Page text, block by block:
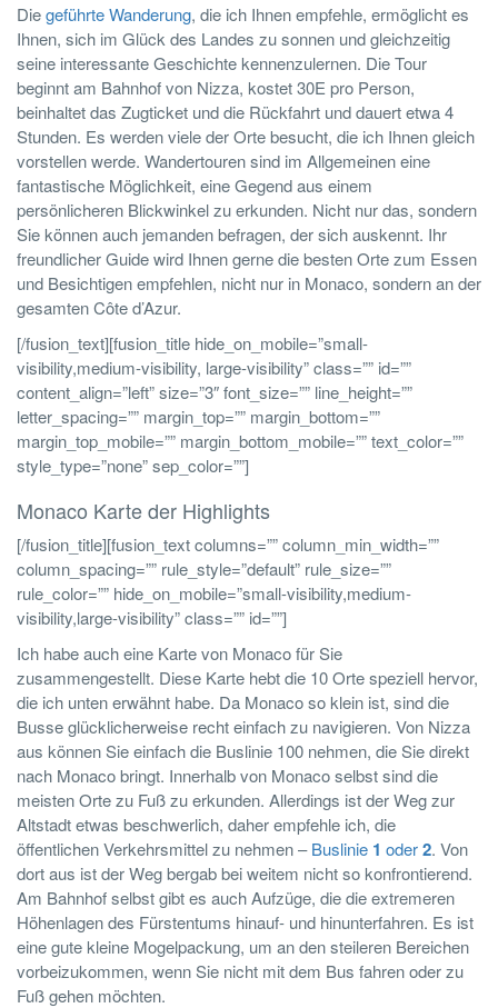
Diegeführte Wanderung, die ich Ihnen empfehle, ermöglicht es
Ihnen, sich im Glück des Landes zu sonnen und gleichzeitig
seine interessante Geschichte kennenzulernen. Die Tour
beginnt am Bahnhof von Nizza, kostet 30E pro Person,
beinhaltet das Zugticket und die Rückfahrt und dauert etwa 4
Stunden. Es werden viele der Orte besucht, die ich Ihnen gleich
vorstellen werde. Wandertouren sind im Allgemeinen eine
fantastische Möglichkeit, eine Gegend aus einem
persönlicheren Blickwinkel zu erkunden. Nicht nur das, sondern
Sie können auch jemanden befragen, der sich auskennt. Ihr
freundlicher Guide wird Ihnen gerne die besten Orte zum Essen
und Besichtigen empfehlen, nicht nur in Monaco, sondern an der
gesamten Côte d’Azur.
[/fusion_text][fusion_title hide_on_mobile=”small-
visibility,medium-visibility, large-visibility” class=”” id=””
content_align=”left” size=”3″ font_size=”” line_height=””
letter_spacing=”” margin_top=”” margin_bottom=””
margin_top_mobile=”” margin_bottom_mobile=”” text_color=””
style_type=”none” sep_color=””]
Monaco Karte der Highlights
[/fusion_title][fusion_text columns=”” column_min_width=””
column_spacing=”” rule_style=”default” rule_size=””
rule_color=”” hide_on_mobile=”small-visibility,medium-
visibility,large-visibility” class=”” id=””]
Ich habe auch eine Karte von Monaco für Sie
zusammengestellt. Diese Karte hebt die 10 Orte speziell hervor,
die ich unten erwähnt habe. Da Monaco so klein ist, sind die
Busse glücklicherweise recht einfach zu navigieren. Von Nizza
aus können Sie einfach die Buslinie 100 nehmen, die Sie direkt
nach Monaco bringt. Innerhalb von Monaco selbst sind die
meisten Orte zu Fuß zu erkunden. Allerdings ist der Weg zur
Altstadt etwas beschwerlich, daher empfehle ich, die
öffentlichen Verkehrsmittel zu nehmen –Buslinie 1 oder2. Von
dort aus ist der Weg bergab bei weitem nicht so konfrontierend.
Am Bahnhof selbst gibt es auch Aufzüge, die die extremeren
Höhenlagen des Fürstentums hinauf- und hinunterfahren. Es ist
eine gute kleine Mogelpackung, um an den steileren Bereichen
vorbeizukommen, wenn Sie nicht mit dem Bus fahren oder zu
Fuß gehen möchten.